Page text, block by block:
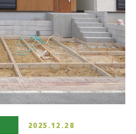
2025.12.28